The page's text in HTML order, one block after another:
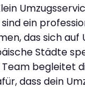
ein
das sich auf
Städte
begleitet
dass dein